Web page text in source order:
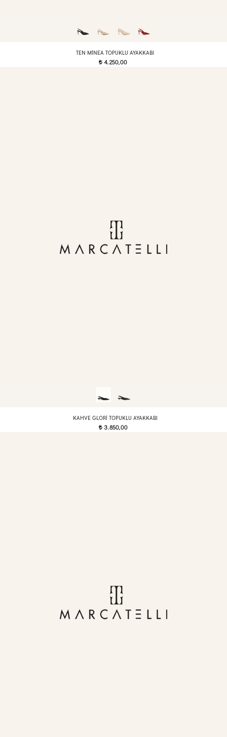
TEN MINEA TOPUKLU AYAKKABI
t 4.250,00
KAHVE GLORI TOPUKLU AYAKKABI
t3.850,00